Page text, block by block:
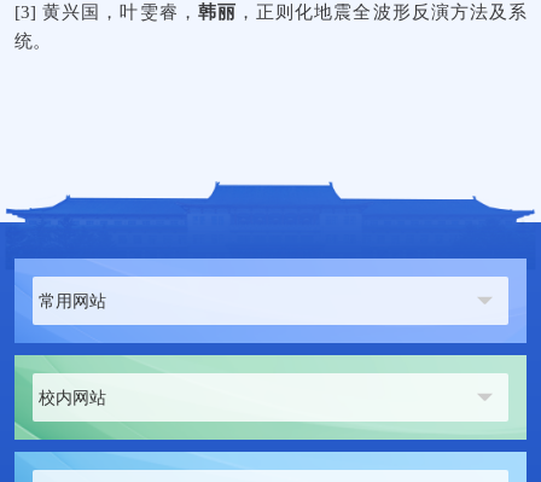
[3]黄兴国 ， 叶雯睿 ， 韩丽 ，正则化地震全波形反演方法及系
统。
常用网站
校内网站